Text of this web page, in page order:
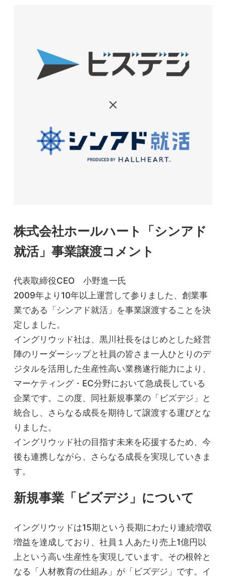
株式会社ホールハート「シンアド
就活」事業譲渡コメント
代表取締役CEO 小野進一氏
2009年より10年以上運営して参りました、創業事
業である「シンアド就活」を事業譲渡することを決
定しました。
イングリウッド社は、黒川社長をはじめとした経営
陣のリーダーシップと社員の皆さま一人ひとりのデ
ジタルを活用した生産性高い業務遂行能力により、
マーケティング・EC分野において急成長している
企業です。この度、同社新規事業の「ビズデジ」と
統合し、さらなる成長を期待して譲渡する運びとな
りました。
イングリウッド社の目指す未来を応援するため、今
後も連携しながら、さらなる成長を実現していきま
す。
新規事業「ビズデジ」について
イングリウッドは15期という長期にわたり連続増収
増益を達成しており、社員１人あたり売上1億円以
上という高い生産性を実現しています。その根幹と
なる「人材教育の仕組み」が「ビズデジ」です。イ